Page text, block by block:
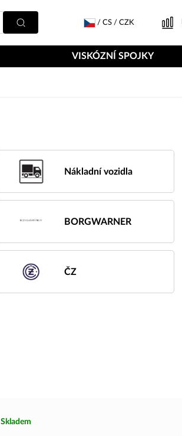
/ CS / CZK
VISKÓZNÍ SPOJKY
Nákladní vozidla
BORGWARNER
ČZ
Skladem